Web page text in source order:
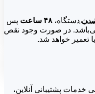
دستگاه، ۴۸ ساعت
پس
در صورت وجود نقص
تعمیر خواهد شد.
خدمات پشتیبانی آنلاین،